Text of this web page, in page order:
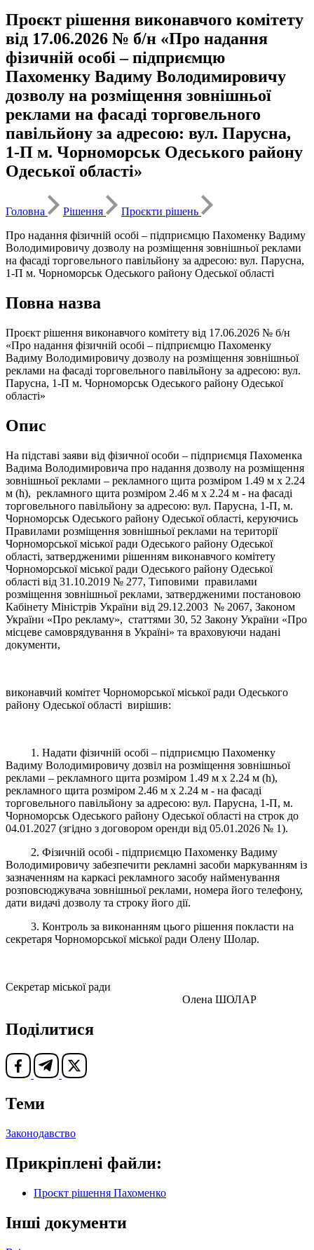
Проєкт рішення виконавчого комітету
від 17.06.2026 № б/н «Про надання
фізичній особі – підприємцю
Пахоменку Вадиму Володимировичу
дозволу на розміщення зовнішньої
реклами на фасаді торговельного
павільйону за адресою: вул. Парусна,
1-П м. Чорноморськ Одеського району
Одеської області»
Головна Рішення
Проєкти рішень
Про надання фізичній особі – підприємцю Пахоменку Вадиму
Володимировичу дозволу на розміщення зовнішньої реклами
на фасаді торговельного павільйону за адресою: вул. Парусна,
1-П м. Чорноморськ Одеського району Одеської області
Повна назва
Проєкт рішення виконавчого комітету від 17.06.2026 № б/н
«Про надання фізичній особі – підприємцю Пахоменку
Вадиму Володимировичу дозволу на розміщення зовнішньої
реклами на фасаді торговельного павільйону за адресою: вул.
Парусна, 1-П м. Чорноморськ Одеського району Одеської
області»
Опис
На підставі заяви від фізичної особи – підприємця Пахоменка
Вадима Володимировича про надання дозволу на розміщення
зовнішньої реклами – рекламного щита розміром 1.49 м х 2.24
м (h), рекламного щита розміром 2.46 м х 2.24 м - на фасаді
торговельного павільйону за адресою: вул. Парусна, 1-П, м.
Чорноморськ Одеського району Одеської області, керуючись
Правилами розміщення зовнішньої реклами на території
Чорноморської міської ради Одеського району Одеської
області, затвердженими рішенням виконавчого комітету
Чорноморської міської ради Одеського району Одеської
області від 31.10.2019 № 277, Типовими правилами
розміщення зовнішньої реклами, затвердженими постановою
Кабінету Міністрів України від 29.12.2003 № 2067, Законом
України «Про рекламу», статтями 30, 52 Закону України «Про
місцеве самоврядування в Україні» та враховуючи надані
документи,
виконавчий комітет Чорноморської міської ради Одеського
району Одеської області вирішив:
1. Надати фізичній особі – підприємцю Пахоменку
Вадиму Володимировичу дозвіл на розміщення зовнішньої
реклами – рекламного щита розміром 1.49 м х 2.24 м (h),
рекламного щита розміром 2.46 м х 2.24 м - на фасаді
торговельного павільйону за адресою: вул. Парусна, 1-П, м.
Чорноморськ Одеського району Одеської області на строк до
04.01.2027 (згідно з договором оренди від 05.01.2026 № 1).
2. Фізичній особі - підприємцю Пахоменку Вадиму
Володимировичу забезпечити рекламні засоби маркуванням із
зазначенням на каркасі рекламного засобу найменування
розповсюджувача зовнішньої реклами, номера його телефону,
дати видачі дозволу та строку його дії.
3. Контроль за виконанням цього рішення покласти на
секретаря Чорноморської міської ради Олену Шолар.
Секретар міської ради
Олена ШОЛАР
Поділитися
Теми
Законодавство
Прикріплені файли:
Проєкт рішення Пахоменко
Інші документи